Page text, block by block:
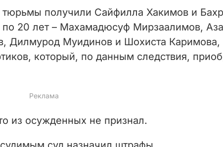
тюрьмы получили Сайфилла Хакимов и
по 20 лет – Махамадюсуф Мирзаалимов,
Дилмурод Муидинов и Шохиста Каримова,
который, по данным следствия,
из осужденных не признал.